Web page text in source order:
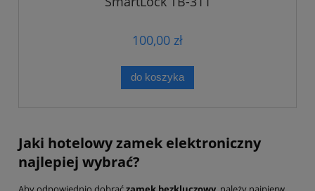
100,00 zł
do koszyka
Jaki hotelowy zamek elektroniczny
najlepiej wybrać?